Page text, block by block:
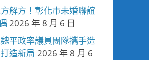
解方！彰化市未婚聯誼
2026 年 8 月 6 日
平政率議員團隊攜手造
造新局 2026 年 8 月 6